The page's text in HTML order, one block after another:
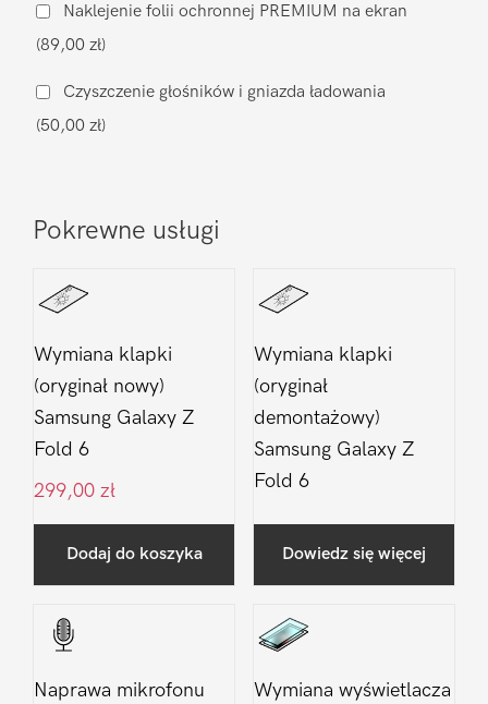
oryginalną
Samsung
Galaxy
Z
Naklejenie folii ochronnej PREMIUM na ekran
(89,00 zł)
Czyszczenie głośników i gniazda ładowania
(50,00 zł)
Pokrewne usługi
Wymiana klapki
(oryginał nowy)
Samsung Galaxy Z
Fold 6
299,00 zł
Dodaj do koszyka
Wymiana klapki
(oryginał
demontażowy)
Samsung Galaxy Z
Fold 6
Dowiedz się więcej
Naprawa mikrofonu
Wymiana wyświetlacza